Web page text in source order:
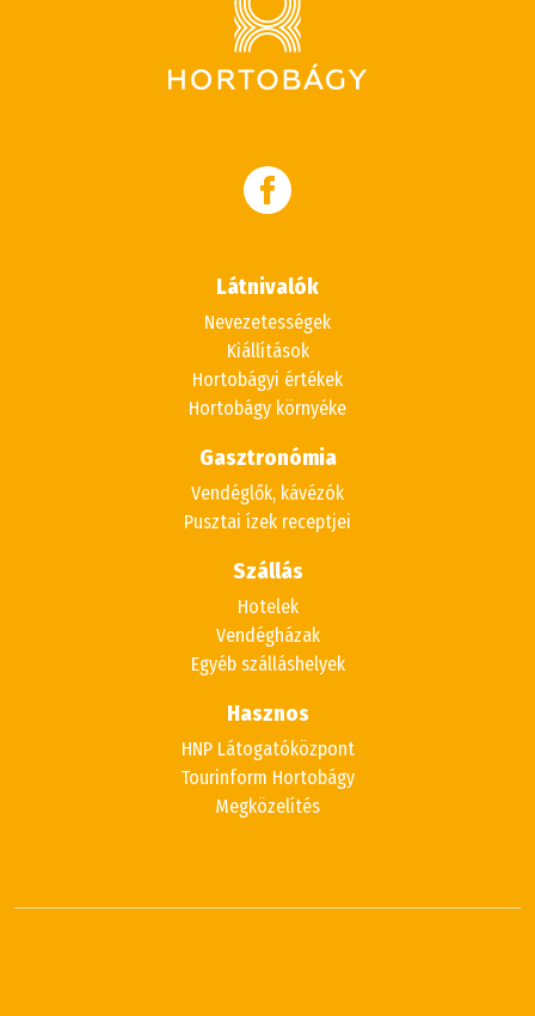
Látnivalók
Nevezetességek
Kiállítások
Hortobágyi értékek
Hortobágy környéke
Gasztronómia
Vendéglők, kávézók
Pusztai ízek receptjei
Szállás
Hotelek
Vendégházak
Egyéb szálláshelyek
Hasznos
HNP Látogatóközpont
Tourinform Hortobágy
Megközelítés